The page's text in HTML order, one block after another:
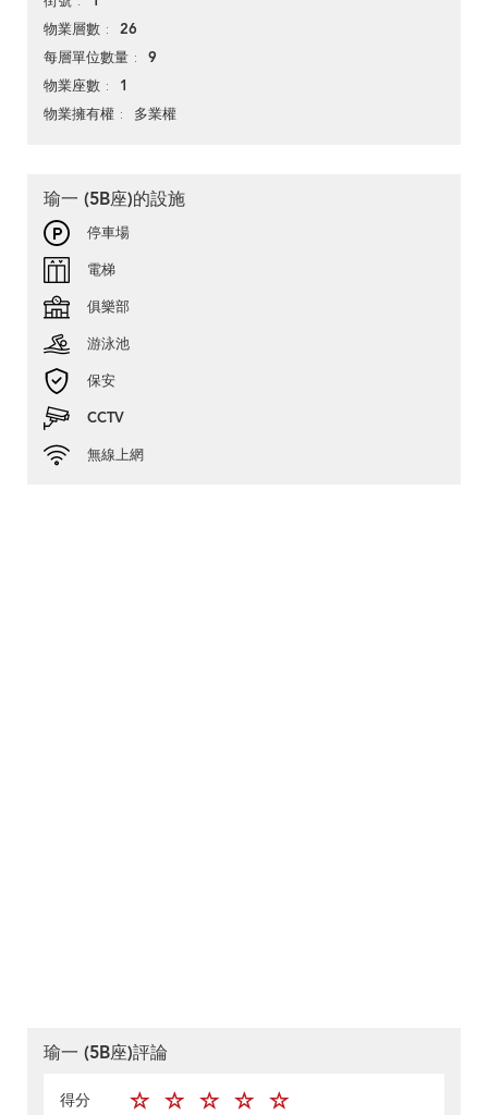
物業層數 26
每層單位數量 9
物業座數 1
物業擁有權 多業權
瑜一 (5B座)的設施
停車場
電梯
俱樂部
游泳池
保安
CCTV
無線上網
瑜一 (5B座)評論
得分